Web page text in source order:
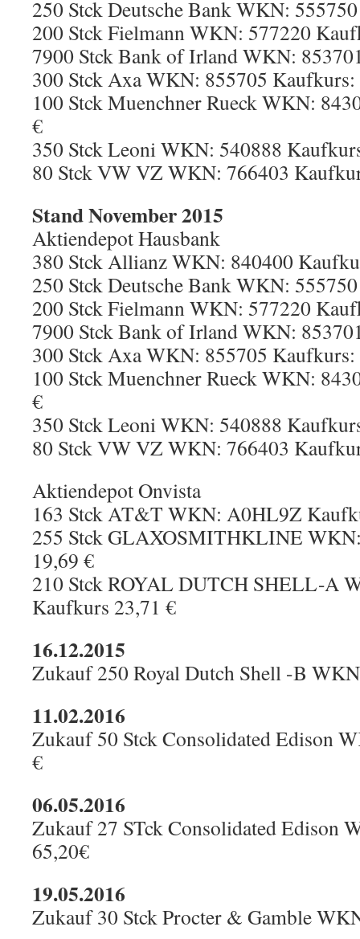
250 Stck Deutsche Bank WKN:
200 Stck Fielmann WKN: 577220
7900 Stck Bank of Irland WKN:
300 Stck Axa WKN: 855705 Kaufkurs:
100 Stck Muenchner Rueck WKN:
€
350 Stck Leoni WKN: 540888
80 Stck VW VZ WKN: 766403
Stand November 2015
Aktiendepot Hausbank
380 Stck Allianz WKN: 840400
250 Stck Deutsche Bank WKN:
200 Stck Fielmann WKN: 577220
7900 Stck Bank of Irland WKN:
300 Stck Axa WKN: 855705 Kaufkurs:
100 Stck Muenchner Rueck WKN:
€
350 Stck Leoni WKN: 540888
80 Stck VW VZ WKN: 766403
Aktiendepot Onvista
163 Stck AT&T WKN: A0HL9Z
255 Stck GLAXOSMITHKLINE
19,69 €
210 Stck ROYAL DUTCH SHELL-A
Kaufkurs 23,71 €
16.12.2015
Zukauf 250 Royal Dutch Shell -B
11.02.2016
Zukauf 50 Stck Consolidated Edison
€
06.05.2016
Zukauf 27 STck Consolidated Edison
65,20€
19.05.2016
Zukauf 30 Stck Procter & Gamble